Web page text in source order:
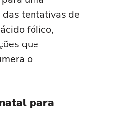
das tentativas de
fólico,
que
o
para